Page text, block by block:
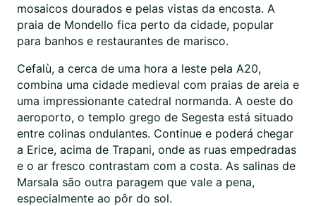
mosaicos dourados e pelas vistas da encosta. A
praia de Mondello fica perto da cidade, popular
para banhos e restaurantes de marisco.
Cefalù, a cerca de uma hora a leste pela A20,
combina uma cidade medieval com praias de areia e
uma impressionante catedral normanda. A oeste do
aeroporto, o templo grego de Segesta está situado
entre colinas ondulantes. Continue e poderá chegar
a Erice, acima de Trapani, onde as ruas empedradas
e o ar fresco contrastam com a costa. As salinas de
Marsala são outra paragem que vale a pena,
especialmente ao pôr do sol.